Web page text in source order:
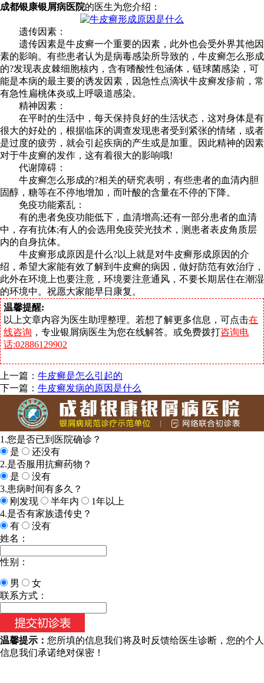
成都银康银屑病医院的医生为您介绍：
遗传因素：
遗传因素是牛皮癣一个重要的因素，此外也会受外界其他因
素的影响。有些患者认为是病毒感染所导致的，牛皮癣怎么形成
的?发现表皮棘细胞核内，含有嗜酸性包涵体，链球菌感染，可
能是本病的最主要的诱发因素，因急性点滴状牛皮癣发疹前，常
有急性扁桃体炎或上呼吸道感染。
精神因素：
在平时的生活中，每天保持良好的生活状态，这对身体是有
很大的好处的，根据临床的调查发现患者受到紧张的情绪，或者
是过度的疲劳，就会引起疾病的产生或是加重。因此精神的因素
对于牛皮癣的发作，这有着很大的影响哦!
代谢障碍：
牛皮癣怎么形成的?相关的研究表明，有些患者的血清内胆
固醇，糖等在不停地增加，而叶酸的含量在不停的下降。
免疫功能紊乱：
有的患者免疫功能低下，血清增高;还有一部分患者的血清
中，存有抗体;有人的会选用免疫荧光技术，测患者表皮角质层
内的自身抗体。
牛皮癣形成原因是什么?以上就是对牛皮癣形成原因的介
绍，希望大家能有效了解到牛皮癣的病因，做好防范有效治疗，
此外在环境上也要注意，环境要注意通风，不要长期居住在潮湿
的环境中。祝愿大家能早日康复。
温馨提醒:
以上文章内容为医生助理整理。若想了解更多信息，可点击在
线咨询 ，专业银屑病医生为您在线解答。或免费拨打咨询电
话:02886129902
上一篇： 牛皮癣是怎么引起的
下一篇： 牛皮癣发病的原因是什么
1.您是否已到医院确诊？
是
还没有
2.是否服用抗癣药物？
是
没有
3.患病时间有多久？
刚发现
半年内
1年以上
4.是否有家族遗传史？
有
没有
姓名：
性别：
男
女
联系方式：
温馨提示： 您所填的信息我们将及时反馈给医生诊断，您的个人
信息我们承诺绝对保密！